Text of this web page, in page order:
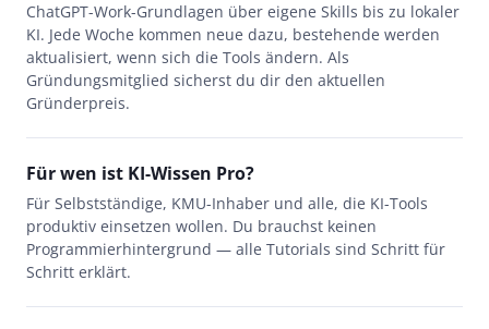
ChatGPT-Work-Grundlagen über eigene Skills bis zu lokaler
KI. Jede Woche kommen neue dazu, bestehende werden
aktualisiert, wenn sich die Tools ändern. Als
Gründungsmitglied sicherst du dir den aktuellen
Gründerpreis.
Für wen ist KI-Wissen Pro?
Für Selbstständige, KMU-Inhaber und alle, die KI-Tools
produktiv einsetzen wollen. Du brauchst keinen
Programmierhintergrund — alle Tutorials sind Schritt für
Schritt erklärt.